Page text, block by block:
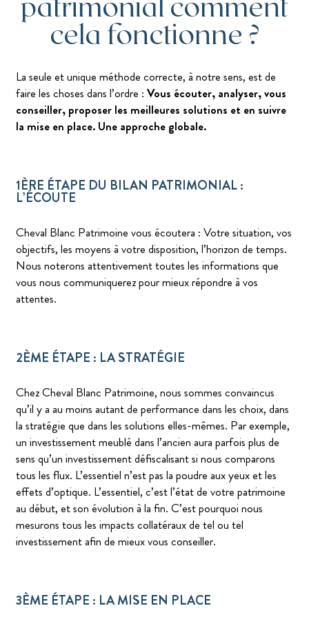
cela fonctionne ?
La seule et unique méthode correcte, à notre sens, est de
faire les choses dans l’ordre : Vous écouter, analyser, vous
conseiller, proposer les meilleures solutions et en suivre
la mise en place. Une approche globale.
1ÈRE ÉTAPE DU BILAN PATRIMONIAL :
L’ÉCOUTE
Cheval Blanc Patrimoine vous écoutera : Votre situation, vos
objectifs, les moyens à votre disposition, l’horizon de temps.
Nous noterons attentivement toutes les informations que
vous nous communiquerez pour mieux répondre à vos
attentes.
2ÈME ÉTAPE : LA STRATÉGIE
Chez Cheval Blanc Patrimoine, nous sommes convaincus
qu’il y a au moins autant de performance dans les choix, dans
la stratégie que dans les solutions elles-mêmes. Par exemple,
un investissement meublé dans l’ancien aura parfois plus de
sens qu’un investissement défiscalisant si nous comparons
tous les flux. L’essentiel n’est pas la poudre aux yeux et les
effets d’optique. L’essentiel, c’est l’état de votre patrimoine
au début, et son évolution à la fin. C’est pourquoi nous
mesurons tous les impacts collatéraux de tel ou tel
investissement afin de mieux vous conseiller.
3ÈME ÉTAPE : LA MISE EN PLACE